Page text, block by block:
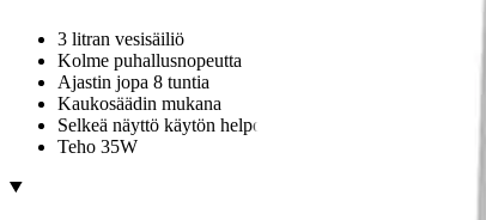
3 litran vesisäiliö
Kolme puhallusnopeutta
Ajastin jopa 8 tuntia
Kaukosäädin mukana
Selkeä näyttö käytön helpottamiseksi
Teho 35W